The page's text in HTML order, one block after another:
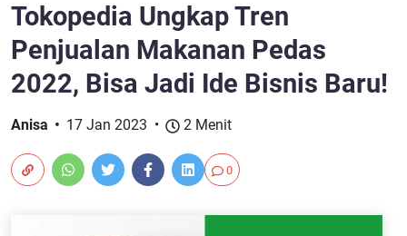
Tokopedia Ungkap Tren
Penjualan Makanan Pedas
2022, Bisa Jadi Ide Bisnis Baru!
Anisa 17 Jan 2023 2 Menit
0